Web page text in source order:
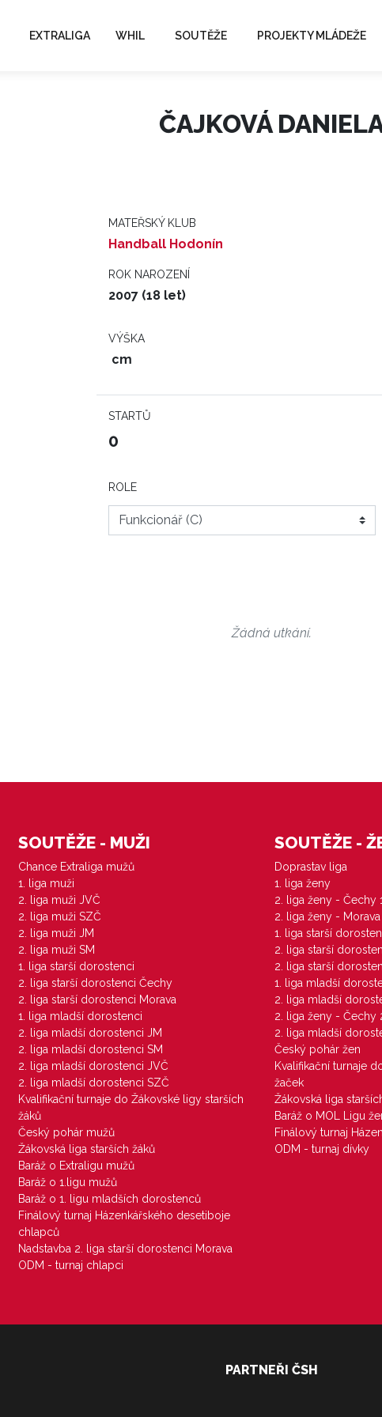
EXTRALIGA WHIL SOUTĚŽE PROJEKTY MLÁDEŽE
ČAJKOVÁ
MATEŘSKÝ KLUB
Handball Hodonín
ROK NAROZENÍ
2007 (18 let)
VÝŠKA
cm
STARTŮ
0
ROLE
Žádná utkání.
SOUTĚŽE - MUŽI
Chance Extraliga mužů
1. liga muži
2. liga muži JVČ
2. liga muži SZČ
2. liga muži JM
2. liga muži SM
1. liga starší dorostenci
2. liga starší dorostenci Čechy
2. liga starší dorostenci Morava
1. liga mladší dorostenci
2. liga mladší dorostenci JM
2. liga mladší dorostenci SM
2. liga mladší dorostenci JVČ
2. liga mladší dorostenci SZČ
Kvalifikační turnaje do Žákovské ligy starších
žáků
Český pohár mužů
Žákovská liga starších žáků
Baráž o Extraligu mužů
Baráž o 1.ligu mužů
Baráž o 1. ligu mladších dorostenců
Finálový turnaj Házenkářského desetiboje
chlapců
Nadstavba 2. liga starší dorostenci Morava
ODM - turnaj chlapci
SOUTĚŽE -
Doprastav liga
1. liga ženy
2. liga ženy - Čechy 1
2. liga ženy - Morava
1. liga starší
2. liga starší
2. liga starší
1. liga mladší
2. liga mladší
2. liga ženy - Čechy
2. liga mladší
Český pohár žen
Kvalifikační turnaje
žaček
Žákovská liga
Baráž o MOL Ligu
Finálový turnaj
ODM - turnaj dívky
PARTNEŘI ČSH